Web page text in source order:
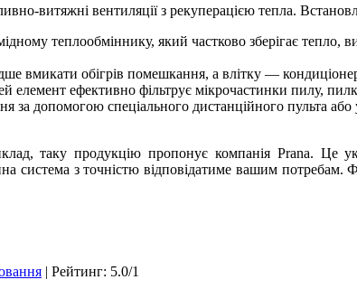
витяжні вентиляції з рекуперацією тепла.
теплообміннику, який частково зберігає тепло,
вмикати обігрів помешкання, а влітку —
елемент ефективно фільтрує мікрочастинки пилу,
допомогою спеціального дистанційного пульта
таку продукцію пропонує компанія Prana. Це
система з точністю відповідатиме вашим потребам.
| Рейтинг: 5.0/1